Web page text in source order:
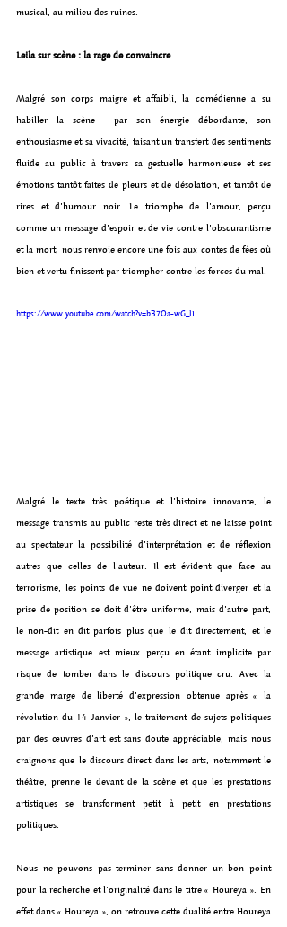
musical, au milieu des ruines.
Leila sur scène : la rage de convaincre
Malgré son corps maigre et affaibli, la comédienne a su
habiller la scène  par son énergie débordante, son
enthousiasme et sa vivacité, faisant un transfert des sentiments
fluide au public à travers sa gestuelle harmonieuse et ses
émotions tantôt faites de pleurs et de désolation, et tantôt de
rires et d’humour noir. Le triomphe de l’amour, perçu
comme un message d’espoir et de vie contre l’obscurantisme
et la mort, nous renvoie encore une fois aux contes de fées où
bien et vertu finissent par triompher contre les forces du mal.
https://www.youtube.com/watch?v=bB7Oa-wG_lI
Malgré le texte très poétique et l’histoire innovante, le
message transmis au public reste très direct et ne laisse point
au spectateur la possibilité d’interprétation et de réflexion
autres que celles de l’auteur. Il est évident que face au
terrorisme, les points de vue ne doivent point diverger et la
prise de position se doit d’être uniforme, mais d’autre part,
le non-dit en dit parfois plus que le dit directement, et le
message artistique est mieux perçu en étant implicite par
risque de tomber dans le discours politique cru. Avec la
grande marge de liberté d’expression obtenue après « la
révolution du 14 Janvier », le traitement de sujets politiques
par des œuvres d’art est sans doute appréciable, mais nous
craignons que le discours direct dans les arts, notamment le
théâtre, prenne le devant de la scène et que les prestations
artistiques se transforment petit à petit en prestations
politiques.
Nous ne pouvons pas terminer sans donner un bon point
pour la recherche et l’originalité dans le titre « Houreya ». En
effet dans « Houreya », on retrouve cette dualité entre Houreya